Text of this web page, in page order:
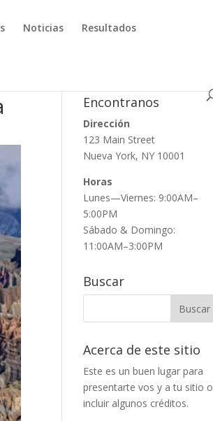
Noticias Resultados
Encontranos
Dirección
123 Main Street
Nueva York, NY 10001
Horas
Lunes—Viernes: 9:00AM–
5:00PM
Sábado & Domingo:
11:00AM–3:00PM
Buscar
Acerca de este sitio
Este es un buen lugar para
presentarte vos y a tu sitio o
incluir algunos créditos.